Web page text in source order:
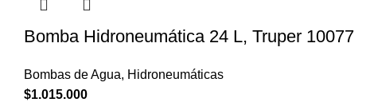
Bomba Hidroneumática 24 L, Truper 10077
Bombas de Agua, Hidroneumáticas
$1.015.000